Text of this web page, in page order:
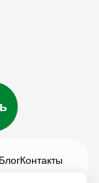
БлогКонтакты